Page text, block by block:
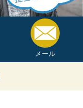
メール